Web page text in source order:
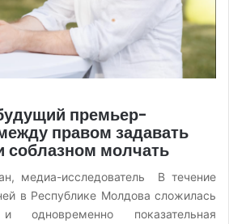
премьер-
правом задавать
соблазном молчать
медиа-исследователь В течение
в Республике Молдова сложилась
одновременно показательная